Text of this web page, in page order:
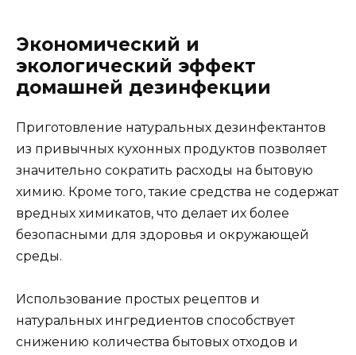
Экономический и
экологический эффект
домашней дезинфекции
Приготовление натуральных дезинфектантов
из привычных кухонных продуктов позволяет
значительно сократить расходы на бытовую
химию. Кроме того, такие средства не содержат
вредных химикатов, что делает их более
безопасными для здоровья и окружающей
среды.
Использование простых рецептов и
натуральных ингредиентов способствует
снижению количества бытовых отходов и